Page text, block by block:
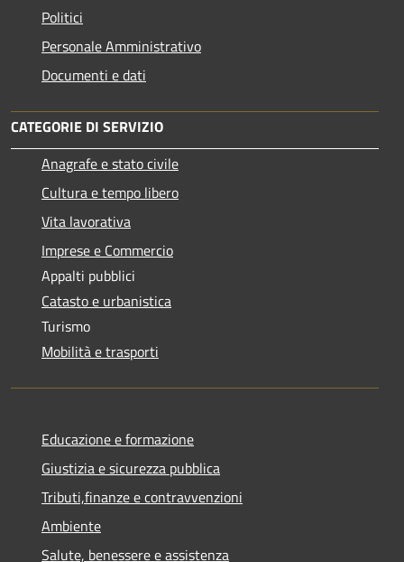
Politici
Personale Amministrativo
Documenti e dati
CATEGORIE DI SERVIZIO
Anagrafe e stato civile
Cultura e tempo libero
Vita lavorativa
Imprese e Commercio
Appalti pubblici
Catasto e urbanistica
Turismo
Mobilità e trasporti
Educazione e formazione
Giustizia e sicurezza pubblica
Tributi,finanze e contravvenzioni
Ambiente
Salute, benessere e assistenza